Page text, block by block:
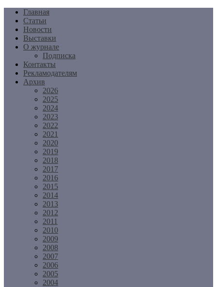
Перейти
содержимому
Главная
Статьи
Новости
Выставки
О журнале
Подписка
Контакты
Рекламодателям
Архив
2026
2025
2024
2023
2022
2021
2020
2019
2018
2017
2016
2015
2014
2013
2012
2011
2010
2009
2008
2007
2006
2005
2004